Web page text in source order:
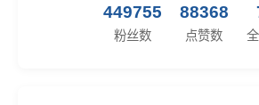
449755
粉丝数
88368
点赞数